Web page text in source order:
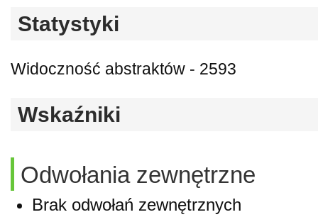
Statystyki
Widoczność abstraktów - 2593
Wskaźniki
Odwołania zewnętrzne
Brak odwołań zewnętrznych